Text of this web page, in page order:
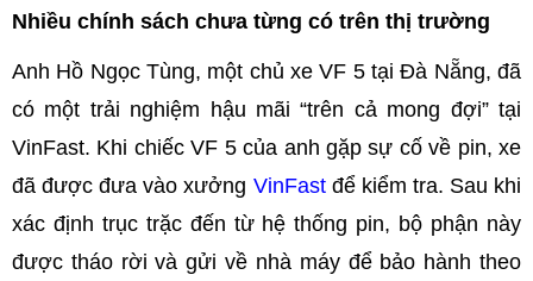
Nhiều chính sách chưa từng có trên thị trường
Anh Hồ Ngọc Tùng, một chủ xe VF 5 tại Đà Nẵng, đã
có một trải nghiệm hậu mãi “trên cả mong đợi” tại
VinFast. Khi chiếc VF 5 của anh gặp sự cố về pin, xe
đã được đưa vào xưởng VinFastđể kiểm tra. Sau khi
xác định trục trặc đến từ hệ thống pin, bộ phận này
được tháo rời và gửi về nhà máy để bảo hành theo